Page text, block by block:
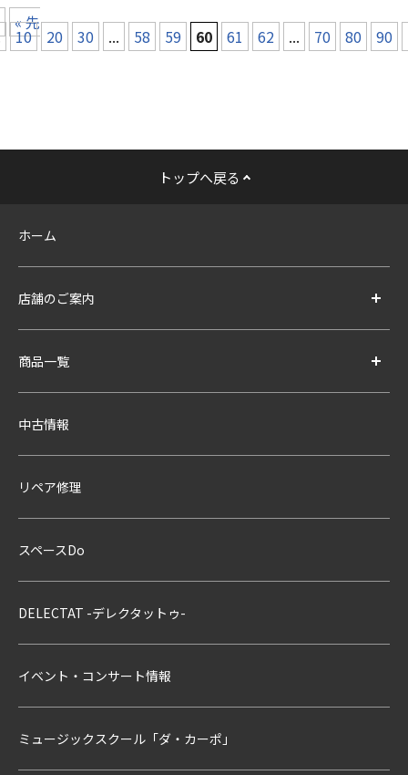
« 先
10 20 30 ... 58 59 60 61 62 ... 70 80 90
トップへ戻る
ホーム
店舗のご案内
商品一覧
中古情報
リペア修理
スペースDo
DELECTAT -デレクタットゥ-
イベント・コンサート情報
ミュージックスクール「ダ・カーポ」